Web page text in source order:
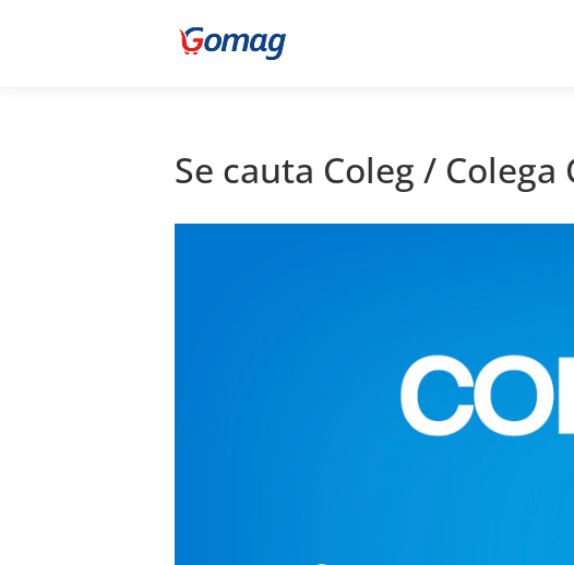
Se cauta Coleg /